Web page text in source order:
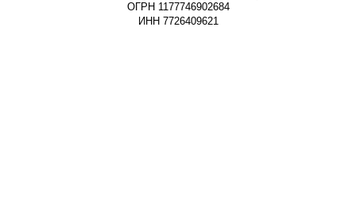
ОГРН 1177746902684
ИНН 7726409621